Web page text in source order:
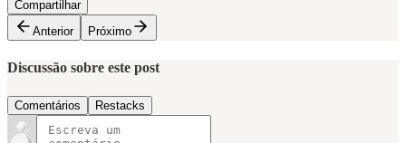
Compartilhar
Anterior
Próximo
Discussão sobre este post
Comentários Restacks